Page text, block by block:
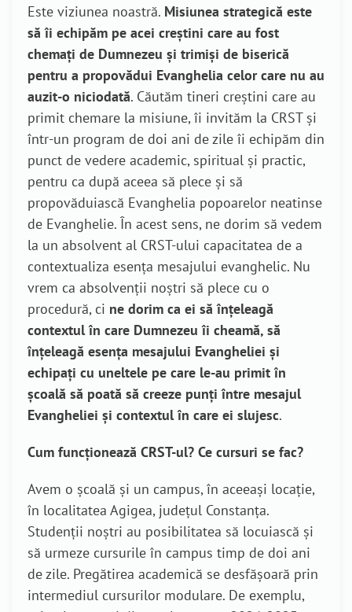
Este viziunea noastră. Misiunea strategică este
să îi echipăm pe acei creștini care au fost
chemați de Dumnezeu și trimiși de biserică
pentru a propovădui Evanghelia celor care nu au
auzit-o niciodată. Căutăm tineri creștini care au
primit chemare la misiune, îi invităm la CRST și
într-un program de doi ani de zile îi echipăm din
punct de vedere academic, spiritual și practic,
pentru ca după aceea să plece și să
propovăduiască Evanghelia popoarelor neatinse
de Evanghelie. În acest sens, ne dorim să vedem
la un absolvent al CRST-ului capacitatea de a
contextualiza esența mesajului evanghelic. Nu
vrem ca absolvenții noștri să plece cu o
procedură, ci ne dorim ca ei să înțeleagă
contextul în care Dumnezeu îi cheamă, să
înțeleagă esența mesajului Evangheliei și
echipați cu uneltele pe care le-au primit în
școală să poată să creeze punți între mesajul
Evangheliei și contextul în care ei slujesc.
Cum funcționează CRST-ul? Ce cursuri se fac?
Avem o școală și un campus, în aceeași locație,
în localitatea Agigea, județul Constanța.
Studenții noștri au posibilitatea să locuiască și
să urmeze cursurile în campus timp de doi ani
de zile. Pregătirea academică se desfășoară prin
intermediul cursurilor modulare. De exemplu,